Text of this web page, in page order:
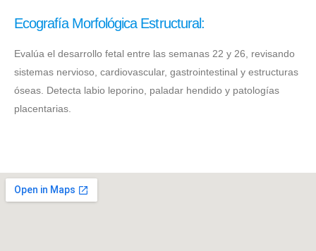
Ecografía Morfológica Estructural:
Evalúa el desarrollo fetal entre las semanas 22 y 26, revisando
sistemas nervioso, cardiovascular, gastrointestinal y estructuras
óseas. Detecta labio leporino, paladar hendido y patologías
placentarias.